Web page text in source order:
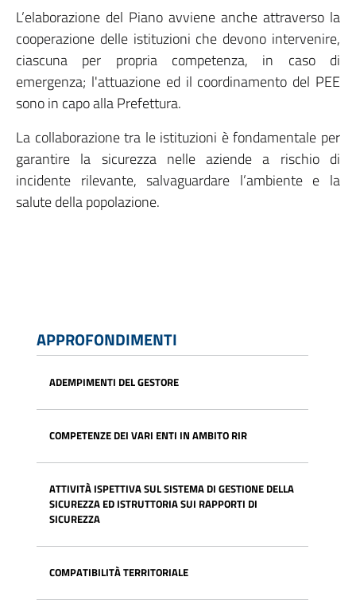
L’elaborazione del Piano avviene anche attraverso la
cooperazione delle istituzioni che devono intervenire,
ciascuna per propria competenza, in caso di
emergenza; l'attuazione ed il coordinamento del PEE
sono in capo alla Prefettura.
La collaborazione tra le istituzioni è fondamentale per
garantire la sicurezza nelle aziende a rischio di
incidente rilevante, salvaguardare l’ambiente e la
salute della popolazione.
APPROFONDIMENTI
ADEMPIMENTI DEL GESTORE
COMPETENZE DEI VARI ENTI IN AMBITO RIR
ATTIVITÀ ISPETTIVA SUL SISTEMA DI GESTIONE DELLA
SICUREZZA ED ISTRUTTORIA SUI RAPPORTI DI
SICUREZZA
COMPATIBILITÀ TERRITORIALE